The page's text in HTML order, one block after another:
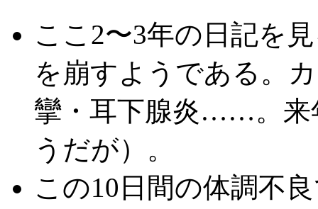
ここ2〜3年の日記を
を崩すようである。
攣・耳下腺炎……。来
うだが）。
この10日間の体調不